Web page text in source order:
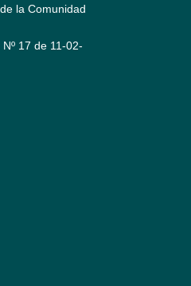
la Comunidad
17 de 11-02-